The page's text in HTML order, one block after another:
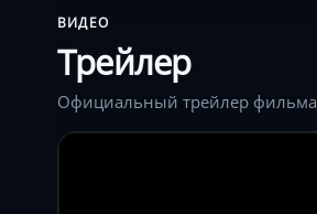
ВИДЕО
Трейлер
Официальный трейлер фильма